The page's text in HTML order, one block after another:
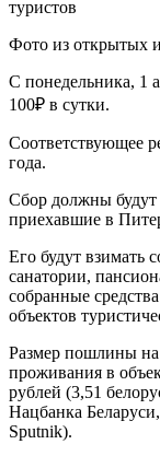
Фото из открытых
С понедельника, 1
100₽ в сутки.
Соответствующее
года.
Сбор должны будут
приехавшие в
Его будут взимать
санатории,
собранные
объектов
Размер пошлины на
проживания в
рублей (3,51
Нацбанка
Sputnik).